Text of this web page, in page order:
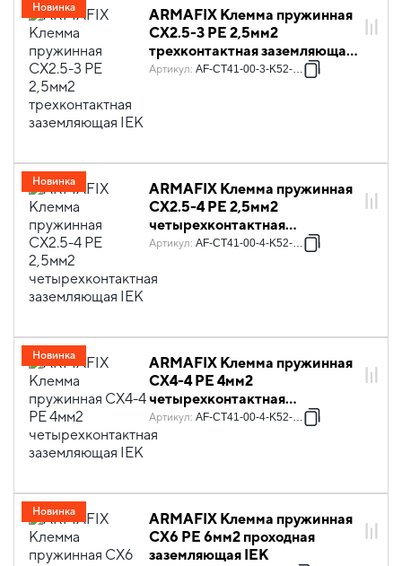
ARMAFIX Клемма пружинная
CX2.5-3 PE 2,5мм2
трехконтактная заземляющая
IEK
Артикул: AF-CT41-00-3-K52-002
Новинка
ARMAFIX Клемма пружинная
CX2.5-4 PE 2,5мм2
четырехконтактная
заземляющая IEK
Артикул: AF-CT41-00-4-K52-002
Новинка
ARMAFIX Клемма пружинная
CX4-4 PE 4мм2
четырехконтактная
заземляющая IEK
Артикул: AF-CT41-00-4-K52-004
Новинка
ARMAFIX Клемма пружинная
CX6 PE 6мм2 проходная
заземляющая IEK
Новинка